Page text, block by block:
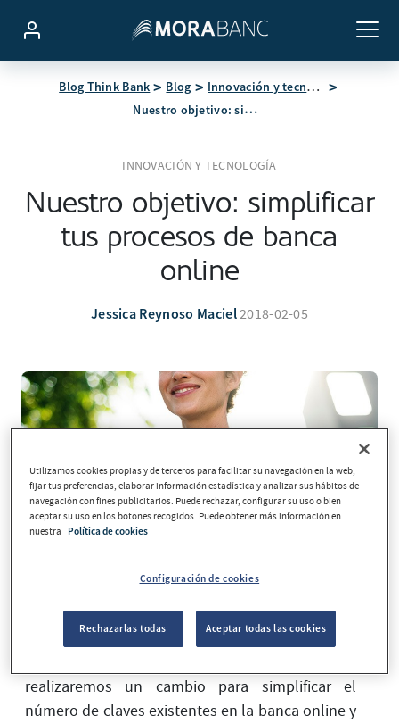
Blog Think Bank Blog Innovación y tecnología
Nuestro objetivo: simplificar tus procesos de banca online
INNOVACIÓN Y TECNOLOGÍA
Nuestro objetivo: simplificar
tus procesos de banca
online
Jessica Reynoso Maciel2018-02-05
Tenemos buenas noticias para nuestros usuarios
realizaremos un cambio para simplificar el
número de claves existentes en la banca online y
Utilizamos cookies propias y de terceros para facilitar su navegación en la web,
fijar tus preferencias, elaborar información estadística y analizar sus hábitos de
navegación con fines publicitarios. Puede rechazar, configurar su uso o bien
aceptar su uso en los botones recogidos. Puede obtener más información en
nuestra
Política de cookies
Configuración de cookies
Rechazarlas todas Aceptar todas las cookies